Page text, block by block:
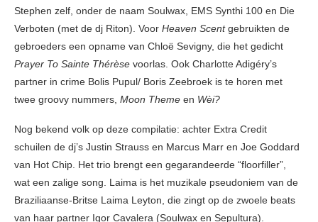
Stephen zelf, onder de naam Soulwax, EMS Synthi 100 en Die
Verboten (met de dj Riton). Voor Heaven Scentgebruikten de
gebroeders een opname van Chloë Sevigny, die het gedicht
Prayer To Sainte Thérèse voorlas. Ook Charlotte Adigéry’s
partner in crime Bolis Pupul/ Boris Zeebroek is te horen met
twee groovy nummers, Moon Theme en Wèi?
Nog bekend volk op deze compilatie: achter Extra Credit
schuilen de dj’s Justin Strauss en Marcus Marr en Joe Goddard
van Hot Chip. Het trio brengt een gegarandeerde “floorfiller”,
wat een zalige song. Laima is het muzikale pseudoniem van de
Braziliaanse-Britse Laima Leyton, die zingt op de zwoele beats
van haar partner Igor Cavalera (Soulwax en Sepultura).